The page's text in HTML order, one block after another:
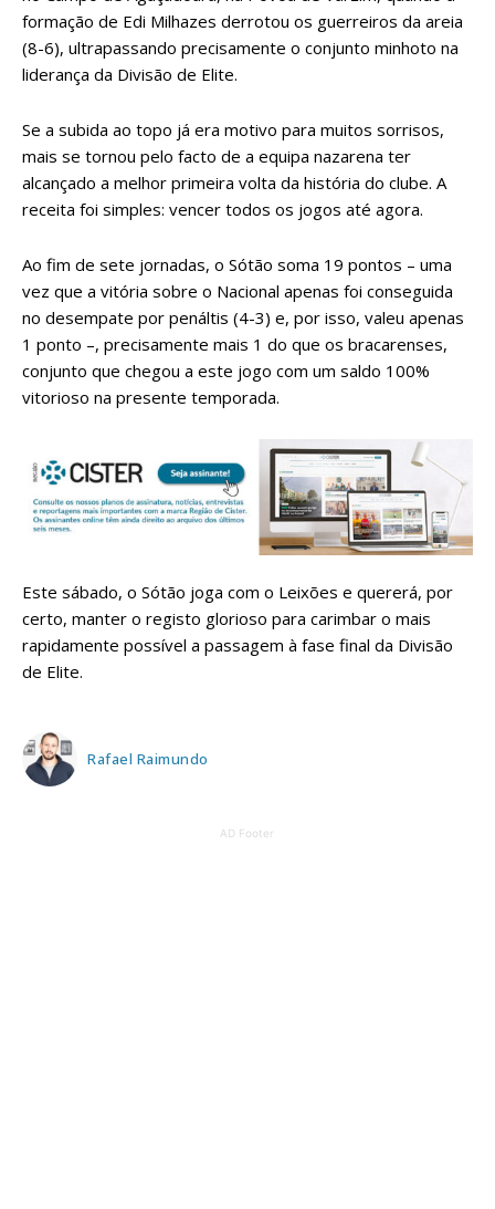
formação de Edi Milhazes derrotou os guerreiros da areia
(8-6), ultrapassando precisamente o conjunto minhoto na
liderança da Divisão de Elite.
Se a subida ao topo já era motivo para muitos sorrisos,
mais se tornou pelo facto de a equipa nazarena ter
alcançado a melhor primeira volta da história do clube. A
receita foi simples: vencer todos os jogos até agora.
Ao fim de sete jornadas, o Sótão soma 19 pontos – uma
vez que a vitória sobre o Nacional apenas foi conseguida
no desempate por penáltis (4-3) e, por isso, valeu apenas
1 ponto –, precisamente mais 1 do que os bracarenses,
conjunto que chegou a este jogo com um saldo 100%
vitorioso na presente temporada.
Este sábado, o Sótão joga com o Leixões e quererá, por
certo, manter o registo glorioso para carimbar o mais
rapidamente possível a passagem à fase final da Divisão
de Elite.
Rafael Raimundo
AD Footer